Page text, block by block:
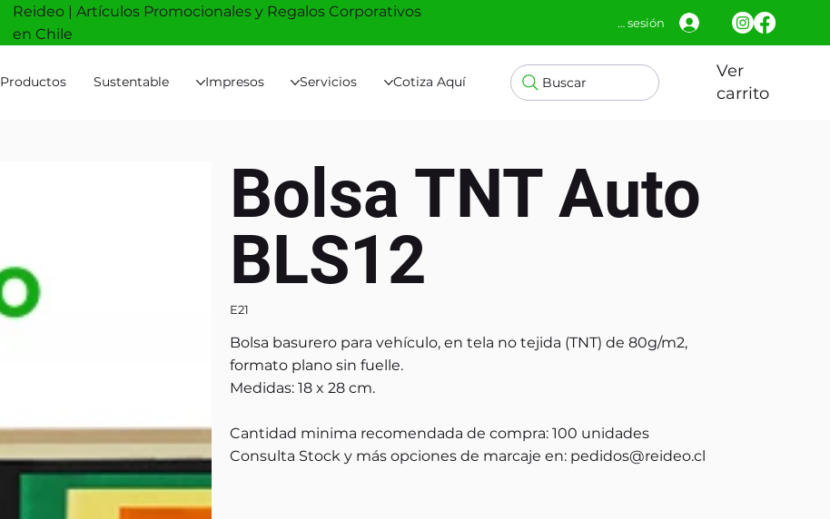
Productos Sustentable Impresos Servicios Cotiza Aquí Buscar
Ver
carrito
Reideo | Artículos Promocionales y Regalos Corporativos
en Chile
Iniciar sesión
Bolsa TNT Auto
BLS12
E21
Bolsa basurero para vehículo, en tela no tejida (TNT) de 80g/m2,
formato plano sin fuelle.
Medidas: 18 x 28 cm.
Cantidad minima recomendada de compra: 100 unidades
Consulta Stock y más opciones de marcaje en: pedidos@reideo.cl